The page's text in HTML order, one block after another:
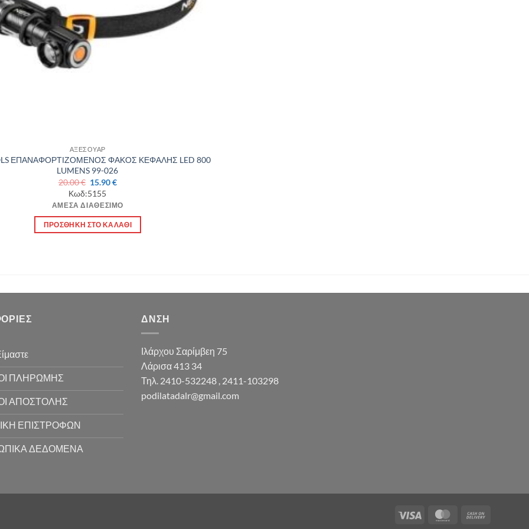
ΑΞΕΣΟΥΑΡ
ΕΠΑΝΑΦΟΡΤΙΖΟΜΕΝΟΣ ΦΑΚΟΣ ΚΕΦΑΛΗΣ LED 800
LUMENS 99-026
20.00€ Original
price
was:
20.00 €.
15.90€Η
είναι:
15.90 €.
Κωδ:5155
ΆΜΕΣΑ ΔΙΑΘΈΣΙΜΟ
ΠΡΟΣΘΉΚΗ ΣΤΟ ΚΑΛΆΘΙ
ΠΛΗΡΩΜΗΣ
ΑΠΟΣΤΟΛΗΣ
ΕΠΙΣΤΡΟΦΩΝ
ΔΕΔΟΜΕΝΑ
ΔΝΣΗ
Ιλάρχου Σαρίμβεη 75
Λάρισα 413 34
Τηλ. 2410-532248 , 2411-103298
podilatadalr@gmail.com
Visa MasterCard